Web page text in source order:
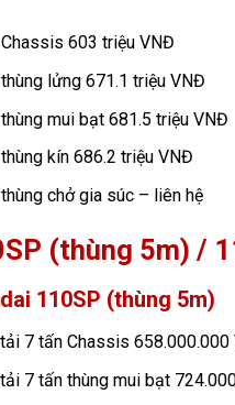
603 triệu VNĐ
lửng 671.1 triệu VNĐ
mui bạt 681.5 triệu VNĐ
kín 686.2 triệu VNĐ
chở gia súc – liên hệ
(thùng 5m) /
110SP (thùng 5m)
7 tấn Chassis 658.000.000
7 tấn thùng mui bạt